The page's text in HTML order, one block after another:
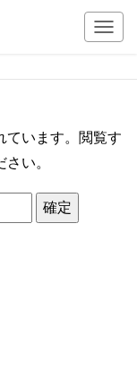
T
n
ています。閲覧す
い。